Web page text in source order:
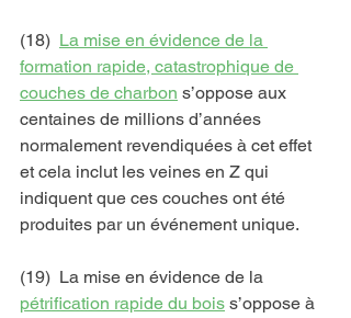
(18) La mise en évidence de la
formation rapide, catastrophique de
couches de charbon s’oppose aux
centaines de millions d’années
normalement revendiquées à cet effet
et cela inclut les veines en Z qui
indiquent que ces couches ont été
produites par un événement unique.
(19)  La mise en évidence de la
pétrification rapide du bois s’oppose à